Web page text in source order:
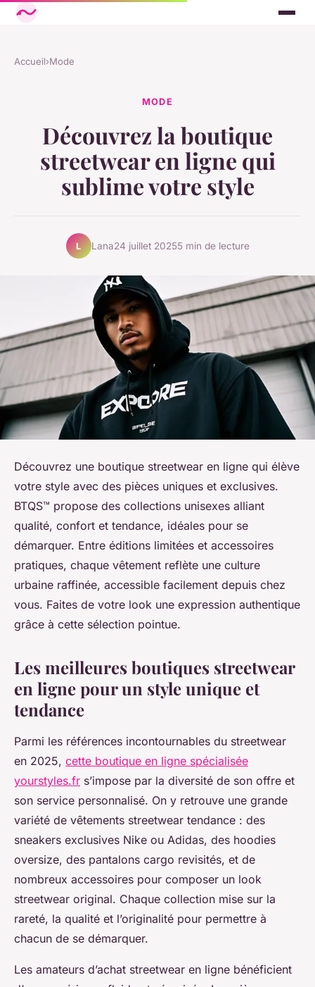
Accueil›Mode
MODE
Découvrez la boutique
streetwear en ligne qui
sublime votre style
L Lana24 juillet 20255 min de lecture
Découvrez une boutique streetwear en ligne qui élève
votre style avec des pièces uniques et exclusives.
BTQS™ propose des collections unisexes alliant
qualité, confort et tendance, idéales pour se
démarquer. Entre éditions limitées et accessoires
pratiques, chaque vêtement reflète une culture
urbaine raffinée, accessible facilement depuis chez
vous. Faites de votre look une expression authentique
grâce à cette sélection pointue.
Les meilleures boutiques streetwear
en ligne pour un style unique et
tendance
Parmi les références incontournables du streetwear
en 2025, cette boutique en ligne spécialisée
yourstyles.fr s’impose par la diversité de son offre et
son service personnalisé. On y retrouve une grande
variété de vêtements streetwear tendance : des
sneakers exclusives Nike ou Adidas, des hoodies
oversize, des pantalons cargo revisités, et de
nombreux accessoires pour composer un look
streetwear original. Chaque collection mise sur la
rareté, la qualité et l’originalité pour permettre à
chacun de se démarquer.
Les amateurs d’achat streetwear en ligne bénéficient